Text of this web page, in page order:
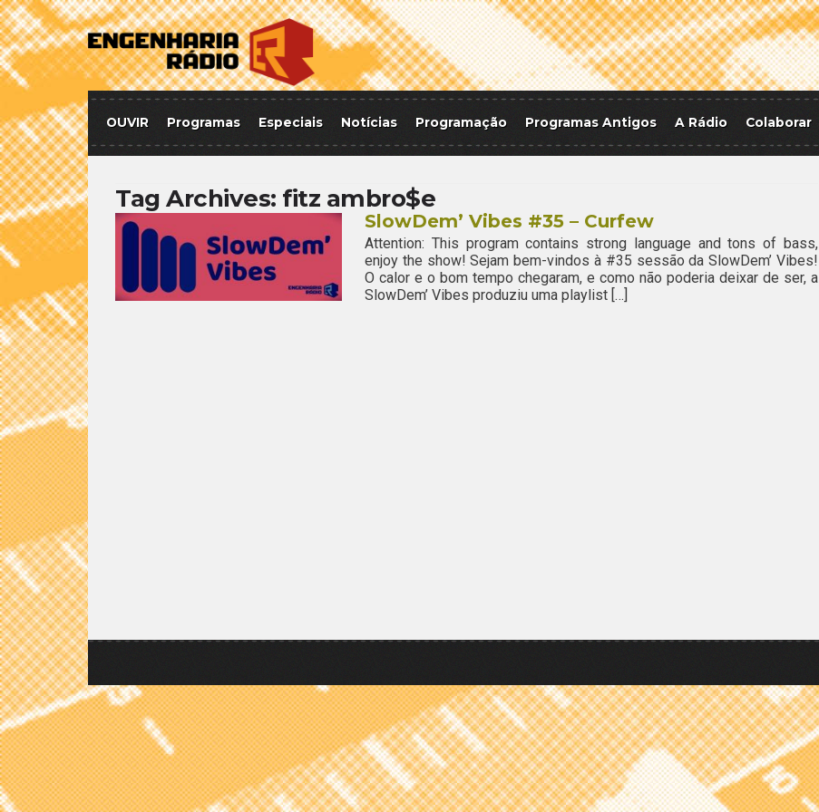
OUVIR Programas Especiais Notícias Programação Programas Antigos A Rádio Colaborar
Tag Archives: fitz ambro$e
SlowDem’ Vibes #35 – Curfew
Attention: This program contains strong language and tons of bass,
enjoy the show! Sejam bem-vindos à #35 sessão da SlowDem’ Vibes!
O calor e o bom tempo chegaram, e como não poderia deixar de ser, a
SlowDem’ Vibes produziu uma playlist […]